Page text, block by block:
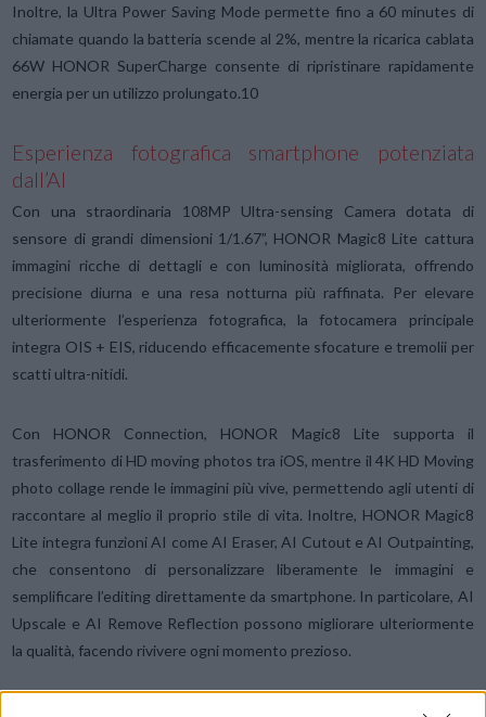
Inoltre, la Ultra Power Saving Mode permette fino a 60 minutes di
chiamate quando la batteria scende al 2%, mentre la ricarica cablata
66W HONOR SuperCharge consente di ripristinare rapidamente
energia per un utilizzo prolungato.10
Esperienza fotografica smartphone potenziata
dall’AI
Con una straordinaria 108MP Ultra-sensing Camera dotata di
sensore di grandi dimensioni 1/1.67”, HONOR Magic8 Lite cattura
immagini ricche di dettagli e con luminosità migliorata, offrendo
precisione diurna e una resa notturna più raffinata. Per elevare
ulteriormente l’esperienza fotografica, la fotocamera principale
integra OIS + EIS, riducendo efficacemente sfocature e tremolii per
scatti ultra-nitidi.
Con HONOR Connection, HONOR Magic8 Lite supporta il
trasferimento di HD moving photos tra iOS, mentre il 4K HD Moving
photo collage rende le immagini più vive, permettendo agli utenti di
raccontare al meglio il proprio stile di vita. Inoltre, HONOR Magic8
Lite integra funzioni AI come AI Eraser, AI Cutout e AI Outpainting,
che consentono di personalizzare liberamente le immagini e
semplificare l’editing direttamente da smartphone. In particolare, AI
Upscale e AI Remove Reflection possono migliorare ulteriormente
la qualità, facendo rivivere ogni momento prezioso.
Tecnologia display eccezionale per un’immersione